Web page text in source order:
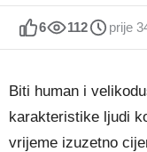
6 112 prije
Biti human i
karakteristike ljudi
vrijeme izuzetno